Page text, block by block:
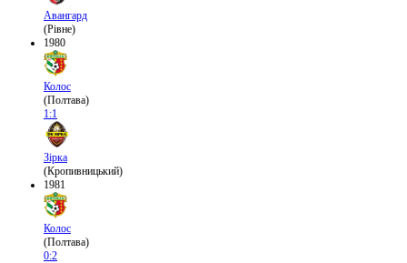
Авангард
(Рівне)
1980
Колос
(Полтава)
1:1
Зірка
(Кропивницький)
1981
Колос
(Полтава)
0:2